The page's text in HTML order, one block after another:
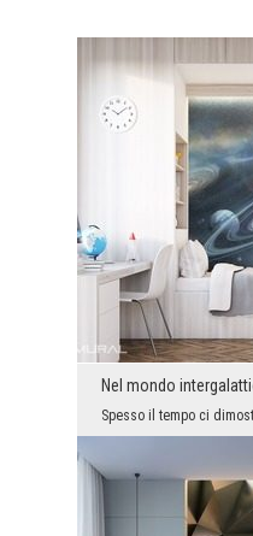
Nel mondo